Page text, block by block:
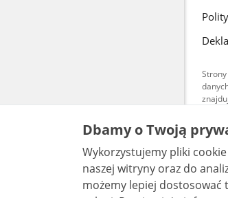
Dbamy o Twoją
Wykorzystujemy pliki
naszej witryny oraz do analizy
możemy lepiej dostosować